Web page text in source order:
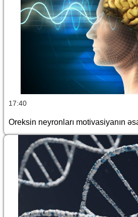
17:40
Oreksin neyronları motivasiyanın